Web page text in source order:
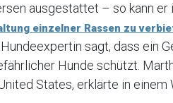
ausgestattet – so kann er
einzelner Rassen zu
sagt, dass ein
Hunde schützt.
States, erklärte in einem